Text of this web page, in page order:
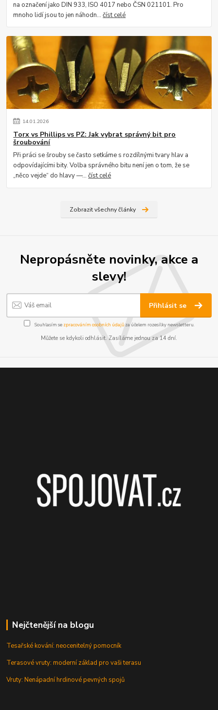
na označení jako DIN 933, ISO 4017 nebo ČSN 021101. Pro
mnoho lidí jsou to jen náhodn...číst celé
14.01.2026
Torx vs Phillips vs PZ: Jak vybrat správný bit pro
šroubování
Při práci se šrouby se často setkáme s rozdílnými tvary hlav a
odpovídajícími bity. Volba správného bitu není jen o tom, že se
„něco vejde“ do hlavy —...číst celé
Zobrazit všechny články
Nepropásněte novinky, akce a
slevy!
Přihlásit se
Souhlasím se zpracováním osobních údajůza účelem rozesílky newsletteru.
Můžete se kdykoli odhlásit. Zasíláme jednou za 14 dní.
Nejčtenější na blogu
Tesařské kování: neocenitelný pomocník
Terasové vruty: moderní základ pro vaši terasu
Vruty: Nenápadní hrdinové pevných spojů